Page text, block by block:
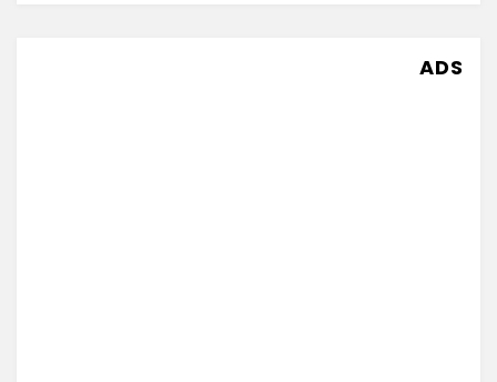
ADS